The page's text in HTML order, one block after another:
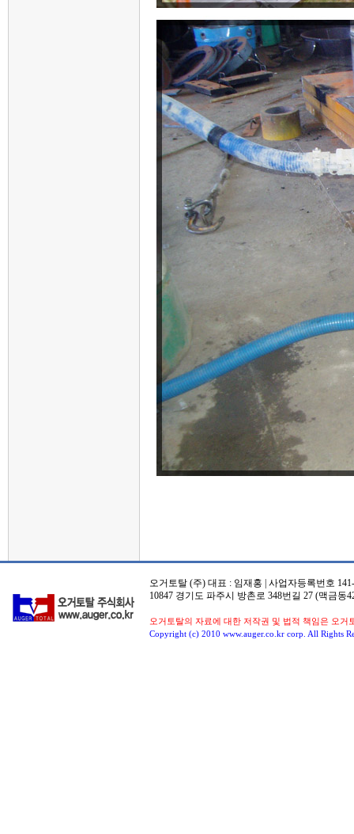
오거토탈 (주) 대표 : 임재홍 | 사업자등록번호
10847 경기도 파주시 방촌로 348번길 27 (맥금동
오거토탈의 자료에 대한 저작권 및 법적 책임은 오
Copyright (c) 2010 www.auger.co.kr corp. All Rights